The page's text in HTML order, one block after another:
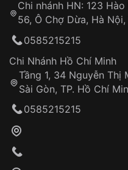
Từ khóa SEO:
Khách hàng kiểm
Đảm bảo quyền lợi
Đồng hành cùng
trình sử dụng
Chi nhánh HN: 123
56, Ô Chợ Dừa, Hà
0585215215
Chi Nhánh Hồ Chí Minh
Tầng 1, 34 Nguyễn Thị
Sài Gòn, TP. Hồ Chí
0585215215